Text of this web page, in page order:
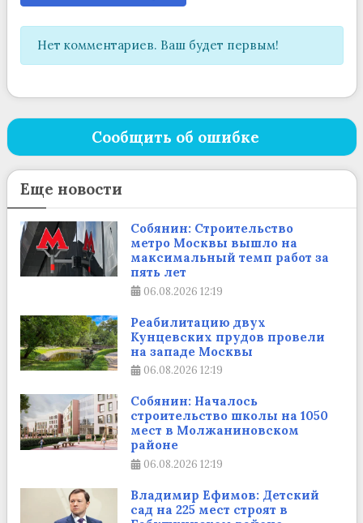
Нет комментариев. Ваш будет первым!
Сообщить об ошибке
Еще новости
Собянин: Строительство
метро Москвы вышло на
максимальный темп работ за
пять лет
06.08.2026 12:19
Реабилитацию двух
Кунцевских прудов провели
на западе Москвы
06.08.2026 12:19
Собянин: Началось
строительство школы на 1050
мест в Молжаниновском
районе
06.08.2026 12:19
Владимир Ефимов: Детский
сад на 225 мест строят в